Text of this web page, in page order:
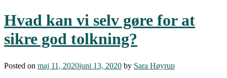
Hvad kan vi selv gøre for at
sikre god tolkning?
Posted on maj 11, 2020juni 13, 2020 by Sara Høyrup